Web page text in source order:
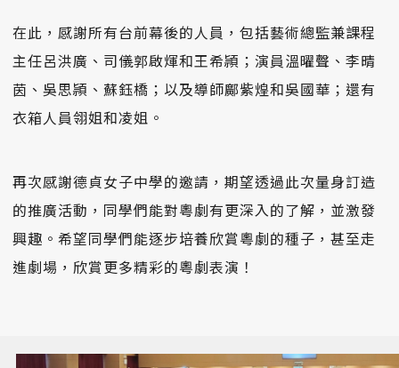
在此，感謝所有台前幕後的人員，包括藝術總監兼課程
主任呂洪廣、司儀郭啟煇和王希頴；演員溫曜聲、李晴
茵、吳思頴、蘇鈺橋；以及導師鄺紫煌和吳國華；還有
衣箱人員翎姐和凌姐。
再次感謝德貞女子中學的邀請，期望透過此次量身訂造
的推廣活動，同學們能對粵劇有更深入的了解，並激發
興趣。希望同學們能逐步培養欣賞粵劇的種子，甚至走
進劇場，欣賞更多精彩的粵劇表演！